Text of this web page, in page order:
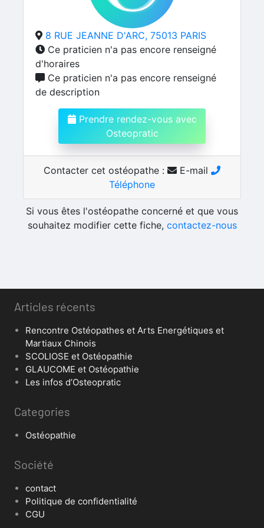
8 RUE JEANNE D'ARC, 75013 PARIS
Ce praticien n'a pas encore renseigné
d'horaires
Ce praticien n'a pas encore renseigné
de description
Prendre rendez-vous avec
Osteopratic
Contacter cet ostéopathe :
E-mail
Téléphone
Si vous êtes l'ostéopathe concerné et que vous
souhaitez modifier cette fiche, contactez-nous
Articles récents
Rencontre Ostéopathes et Arts Energétiques et
Martiaux Chinois
SCOLIOSE et Ostéopathie
GLAUCOME et Ostéopathie
Les infos d’Osteopratic
Categories
Ostéopathie
Société
contact
Politique de confidentialité
CGU